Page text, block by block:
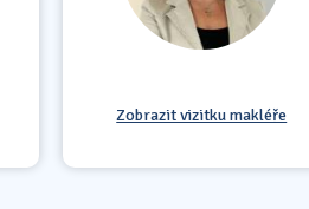
Zobrazit vizitku makléře